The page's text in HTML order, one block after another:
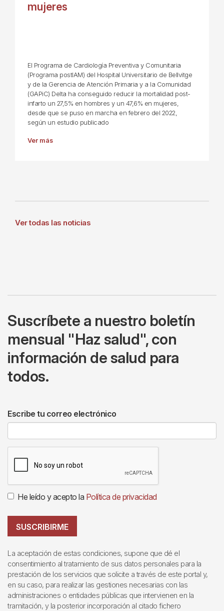
mujeres
El Programa de Cardiología Preventiva y Comunitaria
(Programa postIAM) del Hospital Universitario de Bellvitge
y de la Gerencia de Atención Primaria y a la Comunidad
(GAPiC) Delta ha conseguido reducir la mortalidad post-
infarto un 27,5% en hombres y un 47,6% en mujeres,
desde que se puso en marcha en febrero del 2022,
según un estudio publicado
Ver más
Ver todas las noticias
Suscríbete a nuestro boletín
mensual "Haz salud", con
información de salud para
todos.
Escribe tu correo electrónico
He leído y acepto la Política de privacidad
SUSCRIBIRME
La aceptación de estas condiciones, supone que dé el
consentimiento al tratamiento de sus datos personales para la
prestación de los servicios que solicite a través de este portal y,
en su caso, para realizar las gestiones necesarias con las
administraciones o entidades públicas que intervienen en la
tramitación, y la posterior incorporación al citado fichero